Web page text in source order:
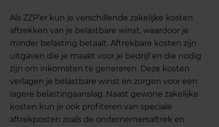
Als ZZP’er kun je verschillende zakelijke kosten
aftrekken van je belastbare winst, waardoor je
minder belasting betaalt. Aftrekbare kosten zijn
uitgaven die je maakt voor je bedrijf en die nodig
zijn om inkomsten te genereren. Deze kosten
verlagen je belastbare winst en zorgen voor een
lagere belastingaanslag. Naast gewone zakelijke
kosten kun je ook profiteren van speciale
aftrekposten zoals de ondernemersaftrek en